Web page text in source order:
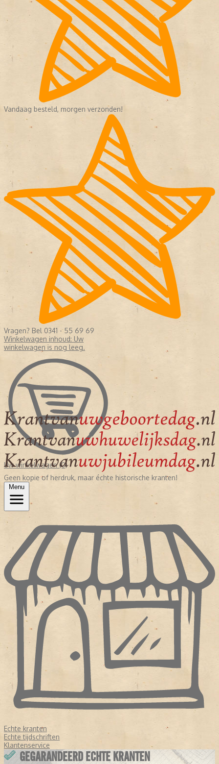
Vandaag besteld, morgen verzonden!
Vragen? Bel 0341 - 55 69 69
Winkelwagen inhoud: Uw
winkelwagen is nog leeg.
Uw winkelwagen (0)
Geen kopie of herdruk, maar échte historische kranten!
Menu
Echte kranten
Echte tijdschriften
Klantenservice
GEGARANDEERD ECHTE KRANTEN